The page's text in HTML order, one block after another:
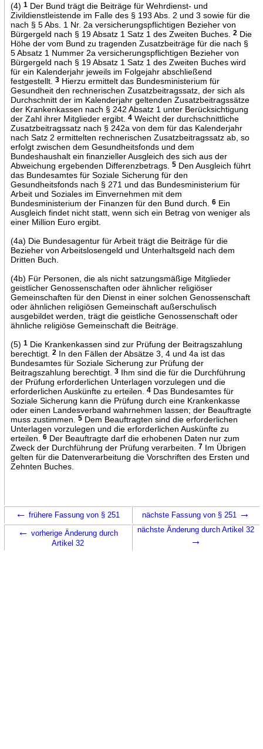
(4) 1Der Bund trägt die Beiträge für Wehrdienst- und
Zivildienstleistende im Falle des § 193 Abs. 2 und 3 sowie für die
nach § 5 Abs. 1 Nr. 2a versicherungspflichtigen Bezieher von
Bürgergeld nach § 19 Absatz 1 Satz 1 des Zweiten Buches.
2Die
Höhe der vom Bund zu tragenden Zusatzbeiträge für die nach §
5 Absatz 1 Nummer 2a versicherungspflichtigen Bezieher von
Bürgergeld nach § 19 Absatz 1 Satz 1 des Zweiten Buches wird
für ein Kalenderjahr jeweils im Folgejahr abschließend
festgestellt.
3Hierzu ermittelt das Bundesministerium für
Gesundheit den rechnerischen Zusatzbeitragssatz, der sich als
Durchschnitt der im Kalenderjahr geltenden Zusatzbeitragssätze
der Krankenkassen nach § 242 Absatz 1 unter Berücksichtigung
der Zahl ihrer Mitglieder ergibt.
4Weicht der durchschnittliche
Zusatzbeitragssatz nach § 242a von dem für das Kalenderjahr
nach Satz 2 ermittelten rechnerischen Zusatzbeitragssatz ab, so
erfolgt zwischen dem Gesundheitsfonds und dem
Bundeshaushalt ein finanzieller Ausgleich des sich aus der
Abweichung ergebenden Differenzbetrags.
5Den Ausgleich führt
das Bundesamtes für Soziale Sicherung für den
Gesundheitsfonds nach § 271 und das Bundesministerium für
Arbeit und Soziales im Einvernehmen mit dem
Bundesministerium der Finanzen für den Bund durch.
6Ein
Ausgleich findet nicht statt, wenn sich ein Betrag von weniger als
einer Million Euro ergibt.
(4a) Die Bundesagentur für Arbeit trägt die Beiträge für die
Bezieher von Arbeitslosengeld und Unterhaltsgeld nach dem
Dritten Buch.
(4b) Für Personen, die als nicht satzungsmäßige Mitglieder
geistlicher Genossenschaften oder ähnlicher religiöser
Gemeinschaften für den Dienst in einer solchen Genossenschaft
oder ähnlichen religiösen Gemeinschaft außerschulisch
ausgebildet werden, trägt die geistliche Genossenschaft oder
ähnliche religiöse Gemeinschaft die Beiträge.
(5) 1Die Krankenkassen sind zur Prüfung der Beitragszahlung
berechtigt.
2In den Fällen der Absätze 3, 4 und 4a ist das
Bundesamtes für Soziale Sicherung zur Prüfung der
Beitragszahlung berechtigt.
3Ihm sind die für die Durchführung
der Prüfung erforderlichen Unterlagen vorzulegen und die
erforderlichen Auskünfte zu erteilen.
4Das Bundesamtes für
Soziale Sicherung kann die Prüfung durch eine Krankenkasse
oder einen Landesverband wahrnehmen lassen; der Beauftragte
muss zustimmen.
5Dem Beauftragten sind die erforderlichen
Unterlagen vorzulegen und die erforderlichen Auskünfte zu
erteilen.
6Der Beauftragte darf die erhobenen Daten nur zum
Zweck der Durchführung der Prüfung verarbeiten.
7Im Übrigen
gelten für die Datenverarbeitung die Vorschriften des Ersten und
Zehnten Buches.
← frühere Fassung von § 251 nächste Fassung von § 251 →
← vorherige Änderung durch
Artikel 32
nächste Änderung durch Artikel 32
→